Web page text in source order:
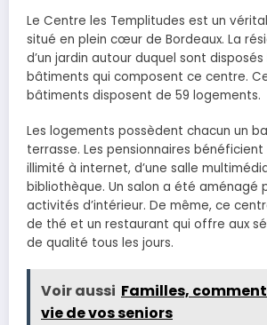
Le Centre les Templitudes est un
situé en plein cœur de Bordeaux. La
d’un jardin autour duquel sont
bâtiments qui composent ce centre.
bâtiments disposent de 59 logements.
Les logements possèdent chacun un
terrasse. Les pensionnaires bénéficient
illimité à internet, d’une salle
bibliothèque. Un salon a été aménagé
activités d’intérieur. De même, ce
de thé et un restaurant qui offre aux
de qualité tous les jours.
Voir aussi Familles,
vie de vos seniors